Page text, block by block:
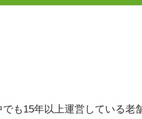
も15年以上運営している老